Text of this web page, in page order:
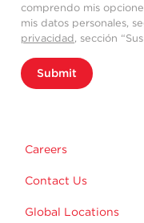
comprendo mis
mis datos personales,
privacidad, sección
Submit
Careers
Contact Us
Global Locations